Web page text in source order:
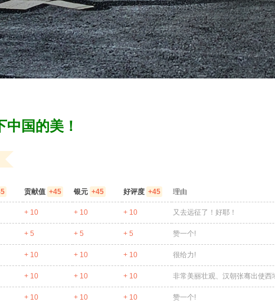
国的美！
贡献值 +45 银元 +45 好评度 +45 理由
+ 10 + 10 + 10 又去远征了！好耶！
+ 5 + 5 + 5 赞一个!
+ 10 + 10 + 10 很给力!
+ 10 + 10 + 10 非常美丽壮观、汉朝张骞出使西
+ 10 + 10 + 10 赞一个!